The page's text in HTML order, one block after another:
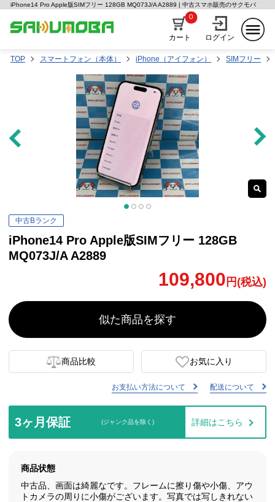
iPhone14 Pro Apple版SIMフリー 128GB MQ073J/A A2889 | 中古スマホ販売のサクモバ
カート
0
ログイン
TOP スマートフォン（本体） iPhone（アイフォン） SIMフリー
中古Bランク
iPhone14 Pro Apple版SIMフリー 128GB
MQ073J/A A2889
109,800 円(税込)
似た商品を探す
商品比較 お気に入り
お支払い方法について 配送について
3ヶ月保証 (ジャンク品を除く) 詳細はこちら
商品状態
中古品、画面は綺麗なです。フレームに擦り傷や小傷、アウ
トカメラの周りに小傷がございます。写真では写しきれない